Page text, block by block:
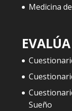
Medicina
Sueño